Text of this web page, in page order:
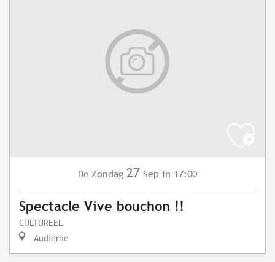
De Zondag 27 Sep in 17:00
Spectacle Vive bouchon !!
CULTUREEL
Audierne